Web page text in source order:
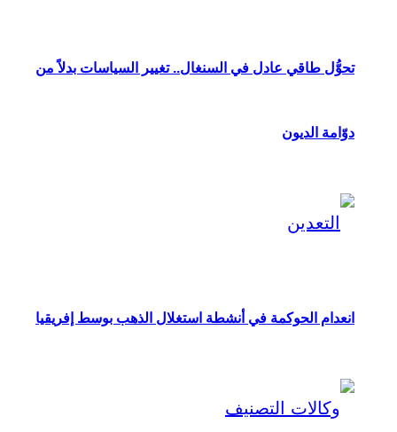
تحوُّل طاقي عادل في السنغال.. تغيير السياسات بدلاً من
دوّامة الديون
انعدام الحوكمة في أنشطة استغلال الذهب بوسط إفريقيا